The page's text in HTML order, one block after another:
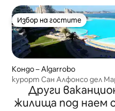
Избор на гостите
Избор на гостите
Кондо – Algarrobo
курорт Сан Алфонсо дел
Други
жилища под наем